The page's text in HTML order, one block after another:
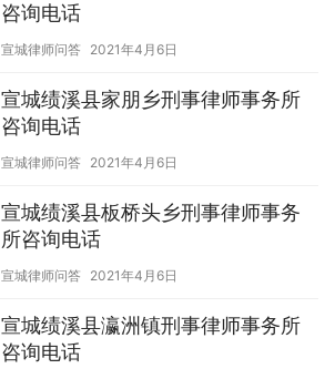
咨询电话
宣城律师问答 2021年4月6日
宣城绩溪县家朋乡刑事律师事务所
咨询电话
宣城律师问答 2021年4月6日
宣城绩溪县板桥头乡刑事律师事务
所咨询电话
宣城律师问答 2021年4月6日
宣城绩溪县瀛洲镇刑事律师事务所
咨询电话